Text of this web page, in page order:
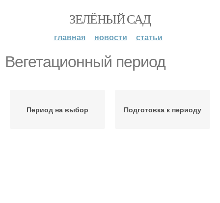
ЗЕЛЁНЫЙ САД
главная новости статьи
Вегетационный период
Период на выбор Подготовка к периоду